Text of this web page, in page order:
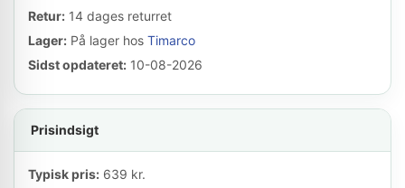
Retur: 14 dages returret
Lager: På lager hos Timarco
Sidst opdateret: 10-08-2026
Prisindsigt
Typisk pris: 639 kr.